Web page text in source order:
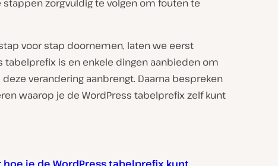
zorgvuldig te volgen om fouten te
voor stap doornemen, laten we eerst
tabelprefix is en enkele dingen aanbieden om
verandering aanbrengt. Daarna bespreken
waarop je de WordPress tabelprefix zelf kunt